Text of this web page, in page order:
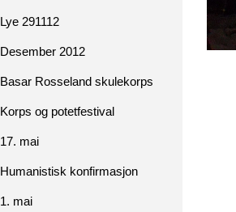
Lye 291112
Desember 2012
Basar Rosseland skulekorps
Korps og potetfestival
17. mai
Humanistisk konfirmasjon
1. mai